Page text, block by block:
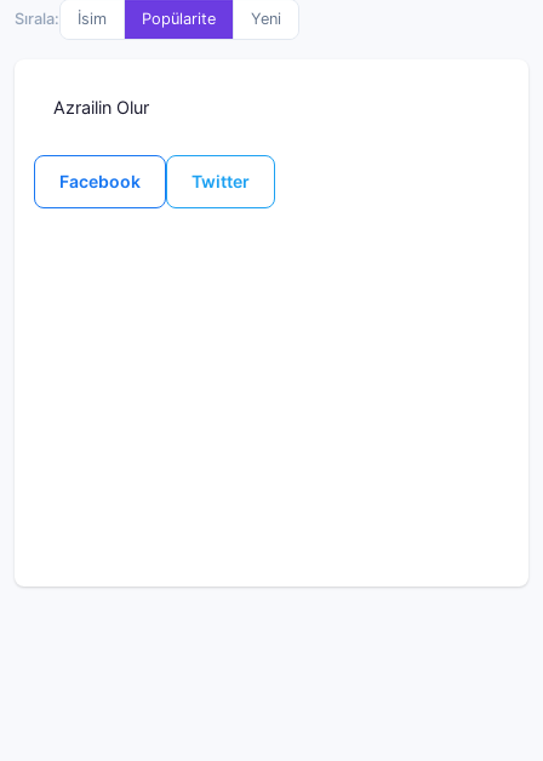
Sırala: İsim Popülarite Yeni
Azrailin Olur
Facebook Twitter